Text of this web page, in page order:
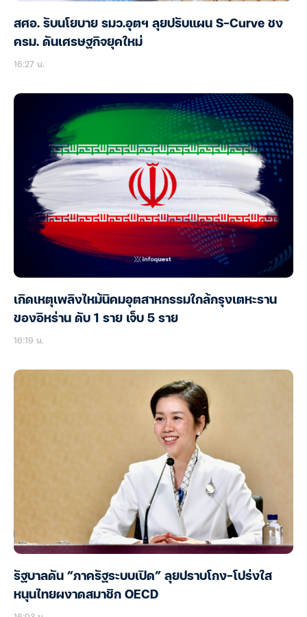
สศอ. รับนโยบาย รมว.อุตฯ ลุยปรับแผน S-Curve ชง
ครม. ดันเศรษฐกิจยุคใหม่
16:27 น.
เกิดเหตุเพลิงไหม้นิคมอุตสาหกรรมใกล้กรุงเตหะราน
ของอิหร่าน ดับ 1 ราย เจ็บ 5 ราย
16:19 น.
รัฐบาลดัน “ภาครัฐระบบเปิด” ลุยปราบโกง-โปร่งใส
หนุนไทยผงาดสมาชิก OECD